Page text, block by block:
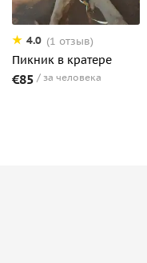
4.0 (1 отзыв)
Пикник в кратере
€85 за человека